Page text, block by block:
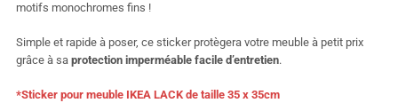
motifs monochromes fins !
Simple et rapide à poser, ce sticker protègera votre meuble à petit prix
grâce à sa protection imperméable facile d’entretien.
*Sticker pour meuble IKEA LACK de taille 35 x 35cm